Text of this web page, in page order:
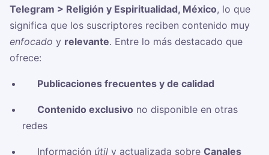
Telegram > Religión y Espiritualidad, México, lo que
significa que los suscriptores reciben contenido muy
enfocado y relevante. Entre lo más destacado que
ofrece:
Publicaciones frecuentes y de calidad
Contenido exclusivo no disponible en otras
redes
✅ Información útily actualizada sobre Canales